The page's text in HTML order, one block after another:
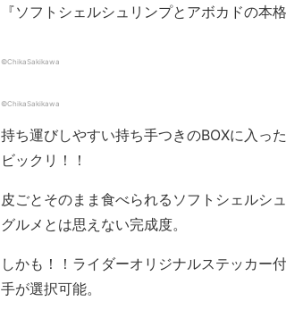
『ソフトシェルシュリンプとアボカドの本
©ChikaSakikawa
©ChikaSakikawa
持ち運びしやすい持ち手つきのBOXに入っ
ビックリ！！
皮ごとそのまま食べられるソフトシェルシ
グルメとは思えない完成度。
しかも！！ライダーオリジナルステッカー
手が選択可能。